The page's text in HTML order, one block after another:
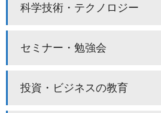
科学技術・テクノロジー
セミナー・勉強会
投資・ビジネスの教育